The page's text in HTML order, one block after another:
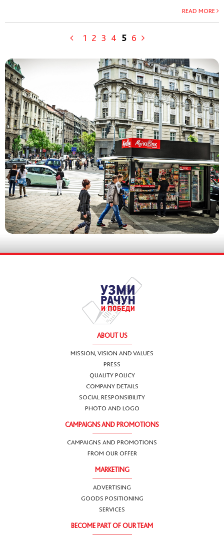
READ MORE
1 2 3 4 5 6
ABOUT US
MISSION, VISION AND VALUES
PRESS
QUALITY POLICY
COMPANY DETAILS
SOCIAL RESPONSIBILITY
PHOTO AND LOGO
CAMPAIGNS AND PROMOTIONS
CAMPAIGNS AND PROMOTIONS
FROM OUR OFFER
MARKETING
ADVERTISING
GOODS POSITIONING
SERVICES
BECOME PART OF OUR TEAM